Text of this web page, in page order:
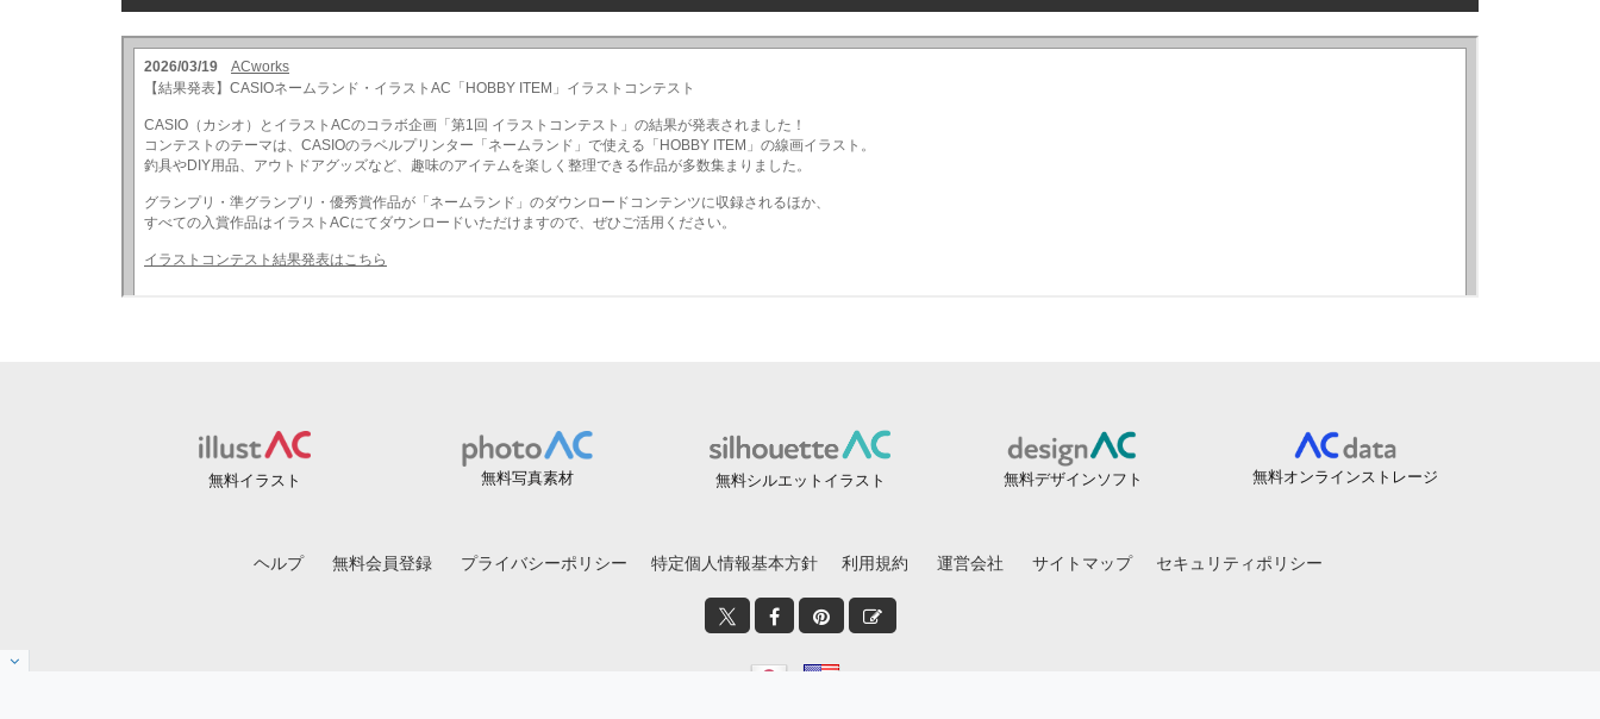
無料イラスト 無料写真素材 無料シルエットイラスト 無料デザインソフト 無料オンラインストレージ
ヘルプ 無料会員登録 プライバシーポリシー 特定個人情報基本方針 利用規約 運営会社 サイトマップ セキュリティポリシー